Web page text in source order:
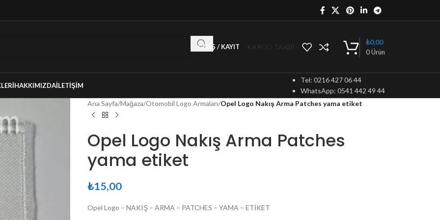
GIRIŞ / KAYIT KARGO TAKİP
0Ürün
₺0,00
HAKKIMIZDAİLETIŞIM
Tel: 0216 427 06 44
WhatsApp: 0541 442 49 44
Ana Sayfa/Mağaza/Otomobil Logo Armaları/Opel Logo Nakış Arma Patches yama etiket
Opel Logo Nakış Arma Patches
yama etiket
₺15,00
Opel Logo – NAKIŞ – ARMA – PATCHES – YAMA – ETİKET